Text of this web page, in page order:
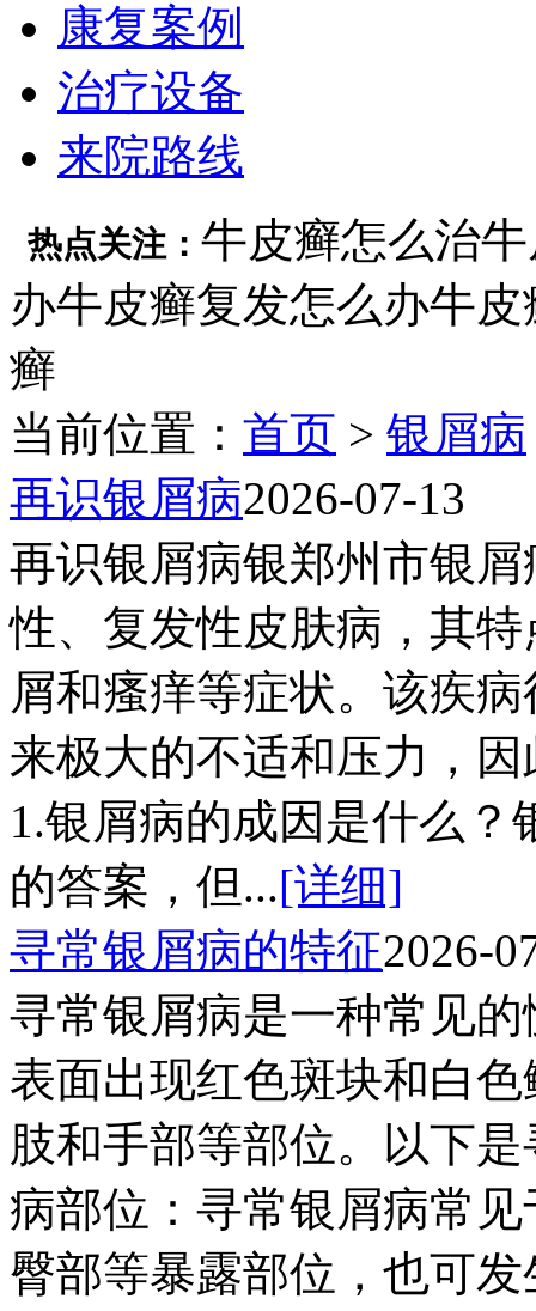
康复案例
治疗设备
来院路线
热点关注： 牛皮癣怎么治
办牛皮癣复发怎么办牛皮
癣
当前位置： 首页 > 银屑病
再识银屑病2026-07-13
再识银屑病银郑州市银
性、复发性皮肤病，其
屑和瘙痒等症状。该疾
来极大的不适和压力，
1.银屑病的成因是什么
的答案，但...[详细]
寻常银屑病的特征2026-
寻常银屑病是一种常见
表面出现红色斑块和白
肢和手部等部位。以下
病部位：寻常银屑病常
臀部等暴露部位，也可